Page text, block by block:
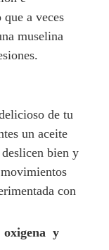
a veces
muselina
de tu
un aceite
bien y
con
oxigena y